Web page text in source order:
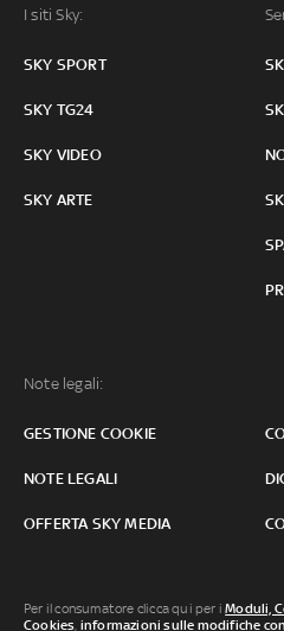
I siti Sky:
SKY SPORT
SKY TG24
SKY VIDEO
SKY ARTE
Note legali:
GESTIONE COOKIE
NOTE LEGALI
OFFERTA SKY MEDIA
Per il consumatore clicca qui per iModuli,
Cookies, informazioni sulle modifiche